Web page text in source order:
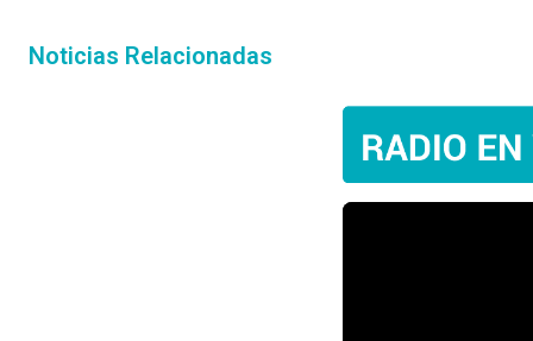
Noticias Relacionadas